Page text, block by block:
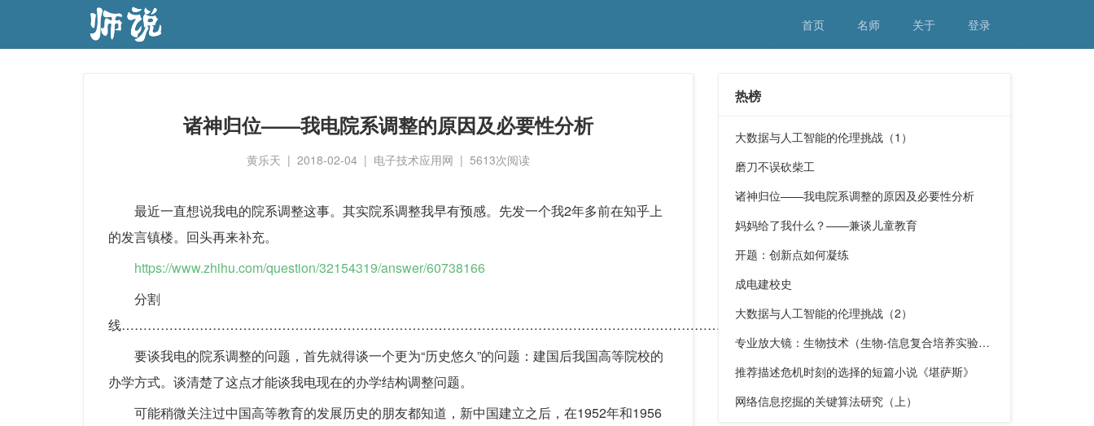
首页 名师 关于 登录
诸神归位——我电院系调整的原因及必要性分析
黄乐天 | 2018-02-04 | 电子技术应用网 | 5613次阅读
最近一直想说我电的院系调整这事。其实院系调整我早有预感。先发一个我2年多前在知乎上
的发言镇楼。回头再来补充。
https://www.zhihu.com/question/32154319/answer/60738166
分割
线…………………………………………………………………………………………………………………………………
要谈我电的院系调整的问题，首先就得谈一个更为“历史悠久”的问题：建国后我国高等院校的
办学方式。谈清楚了这点才能谈我电现在的办学结构调整问题。
可能稍微关注过中国高等教育的发展历史的朋友都知道，新中国建立之后，在1952年和1956
热榜
大数据与人工智能的伦理挑战（1）
磨刀不误砍柴工
诸神归位——我电院系调整的原因及必要性分析
妈妈给了我什么？——兼谈儿童教育
开题：创新点如何凝练
成电建校史
大数据与人工智能的伦理挑战（2）
专业放大镜：生物技术（生物-信息复合培养实验班）
推荐描述危机时刻的选择的短篇小说《堪萨斯》
网络信息挖掘的关键算法研究（上）